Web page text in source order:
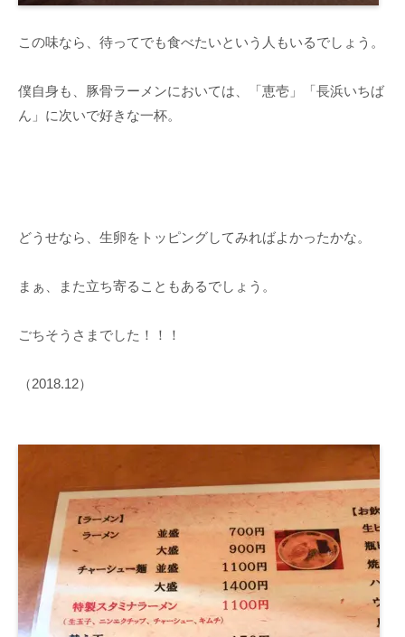
この味なら、待ってでも食べたいという人もいるでしょう。
僕自身も、豚骨ラーメンにおいては、「恵壱」「長浜いちば
ん」に次いで好きな一杯。
どうせなら、生卵をトッピングしてみればよかったかな。
まぁ、また立ち寄ることもあるでしょう。
ごちそうさまでした！！！
（2018.12）